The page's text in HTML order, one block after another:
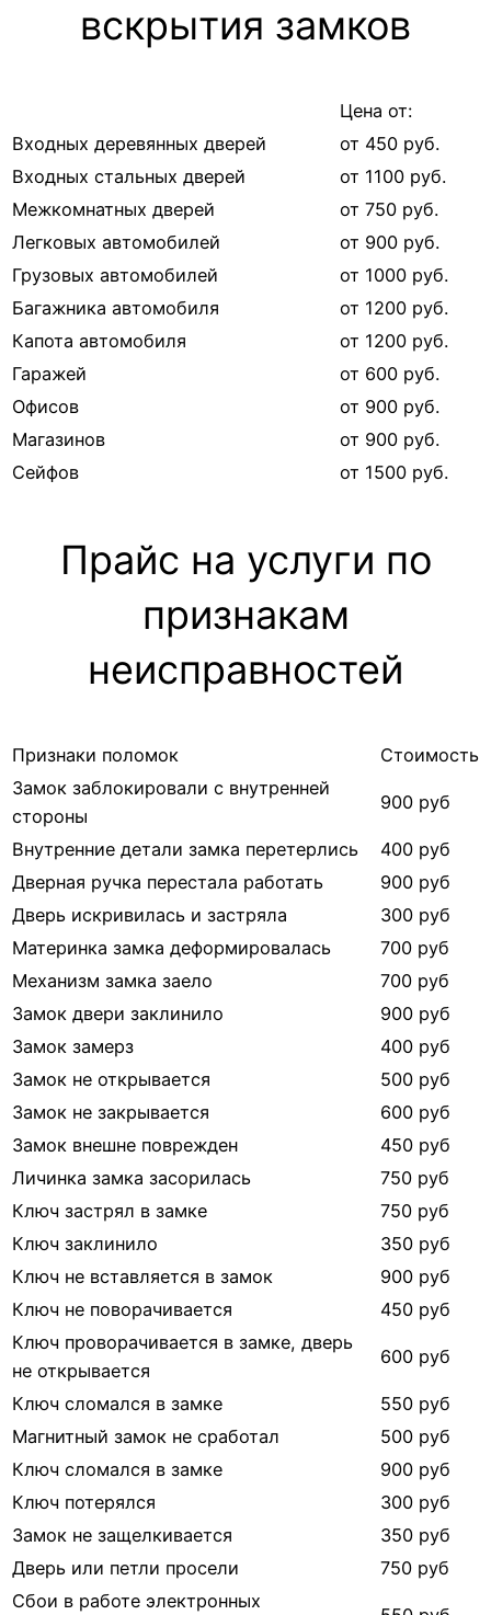
вскрытия замков
Цена от:
Входных деревянных дверей
от 450 руб.
Входных стальных дверей
от 1100 руб.
Межкомнатных дверей
от 750 руб.
Легковых автомобилей
от 900 руб.
Грузовых автомобилей
от 1000 руб.
Багажника автомобиля
от 1200 руб.
Капота автомобиля
от 1200 руб.
Гаражей
от 600 руб.
Офисов
от 900 руб.
Магазинов
от 900 руб.
Сейфов
от 1500 руб.
Прайс на услуги по
признакам
неисправностей
Признаки поломок
Стоимость
Замок заблокировали с внутренней
стороны
900 руб
Внутренние детали замка перетерлись
400 руб
Дверная ручка перестала работать
900 руб
Дверь искривилась и застряла
300 руб
Материнка замка деформировалась
700 руб
Механизм замка заело
700 руб
Замок двери заклинило
900 руб
Замок замерз
400 руб
Замок не открывается
500 руб
Замок не закрывается
600 руб
Замок внешне поврежден
450 руб
Личинка замка засорилась
750 руб
Ключ застрял в замке
750 руб
Ключ заклинило
350 руб
Ключ не вставляется в замок
900 руб
Ключ не поворачивается
450 руб
Ключ проворачивается в замке, дверь
не открывается
600 руб
Ключ сломался в замке
550 руб
Магнитный замок не сработал
500 руб
Ключ сломался в замке
900 руб
Ключ потерялся
300 руб
Замок не защелкивается
350 руб
Дверь или петли просели
750 руб
Сбои в работе электронных